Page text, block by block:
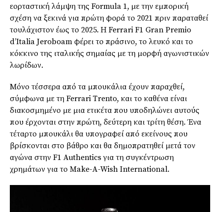
εορταστική λάμψη της Formula 1, με την εμπορική
σχέση να ξεκινά για πρώτη φορά το 2021 πριν παραταθεί
τουλάχιστον έως το 2025. Η Ferrari F1 Gran Premio
d’Italia Jeroboam φέρει το πράσινο, το λευκό και το
κόκκινο της ιταλικής σημαίας με τη μορφή αγωνιστικών
λωρίδων.
Μόνο τέσσερα από τα μπουκάλια έχουν παραχθεί,
σύμφωνα με τη Ferrari Trento, και το καθένα είναι
διακοσμημένο με μια ετικέτα που υποδηλώνει αυτούς
που έρχονται στην πρώτη, δεύτερη και τρίτη θέση. Ένα
τέταρτο μπουκάλι θα υπογραφεί από εκείνους που
βρίσκονται στο βάθρο και θα δημοπρατηθεί μετά τον
αγώνα στην F1 Authentics για τη συγκέντρωση
χρημάτων για το Make-A-Wish International.